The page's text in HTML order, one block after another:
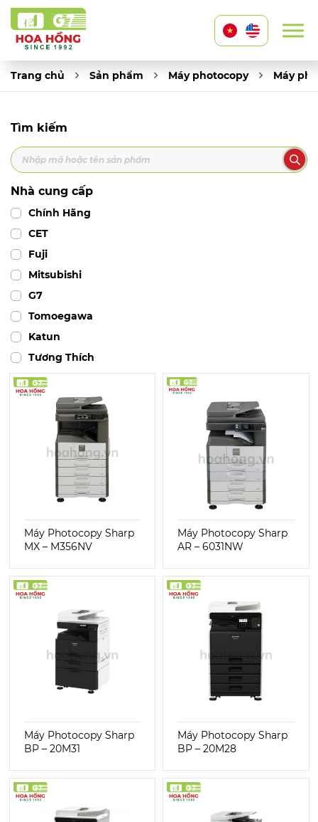
Trang chủ Sản phẩm Máy photocopy Máy
Tìm kiếm
Nhà cung cấp
Chính Hãng
CET
Fuji
Mitsubishi
G7
Tomoegawa
Katun
Tương Thích
Máy Photocopy Sharp
MX – M356NV
Máy Photocopy Sharp
AR – 6031NW
Máy Photocopy Sharp
BP – 20M31
Máy Photocopy Sharp
BP – 20M28